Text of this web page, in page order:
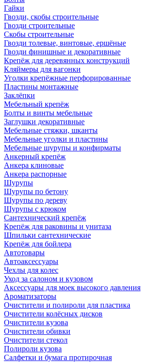
Гайки
Гвозди, скобы строительные
Гвозди строительные
Скобы строительные
Гвозди толевые, винтовые, ершёные
Гвозди финишные и декоративные
Крепёж для деревянных конструкций
Кляймеры для вагонки
Уголки крепёжные перфорированные
Пластины монтажные
Заклёпки
Мебельный крепёж
Болты и винты мебельные
Заглушки декоративные
Мебельные стяжки, шканты
Мебельные уголки и пластины
Мебельные шурупы и конфирматы
Анкерный крепёж
Анкера клиновые
Анкера распорные
Шурупы
Шурупы по бетону
Шурупы по дереву
Шурупы с крюком
Сантехнический крепёж
Крепёж для раковины и унитаза
Шпильки сантехнические
Крепёж для бойлера
Автотовары
Автоаксессуары
Чехлы для колес
Уход за салоном и кузовом
Аксессуары для моек высокого давления
Ароматизаторы
Очистители и полироли для пластика
Очистители колёсных дисков
Очистители кузова
Очистители обивки
Очистители стекол
Полироли кузова
Салфетки и бумага протирочная